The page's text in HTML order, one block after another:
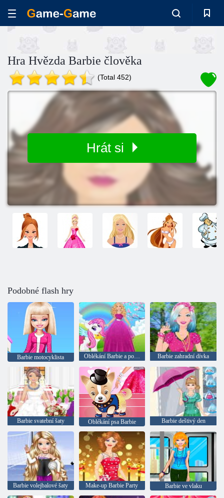
Hra Hvězda Barbie člověka
(Total 452)
Hrát si
Podobné flash hry
Barbie motocyklista Oblékání Barbie a poníka Barbie zahradní dívka
Barbie svatební šaty Oblékání psa Barbie Barbie deštivý den
Barbie volejbalové šaty Make-up Barbie Party Barbie ve vlaku